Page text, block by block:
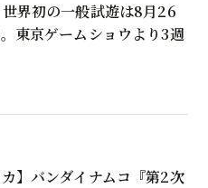
界初の一般試遊は8月26
東京ゲームショウより3週
カ】バンダイナムコ『第2次